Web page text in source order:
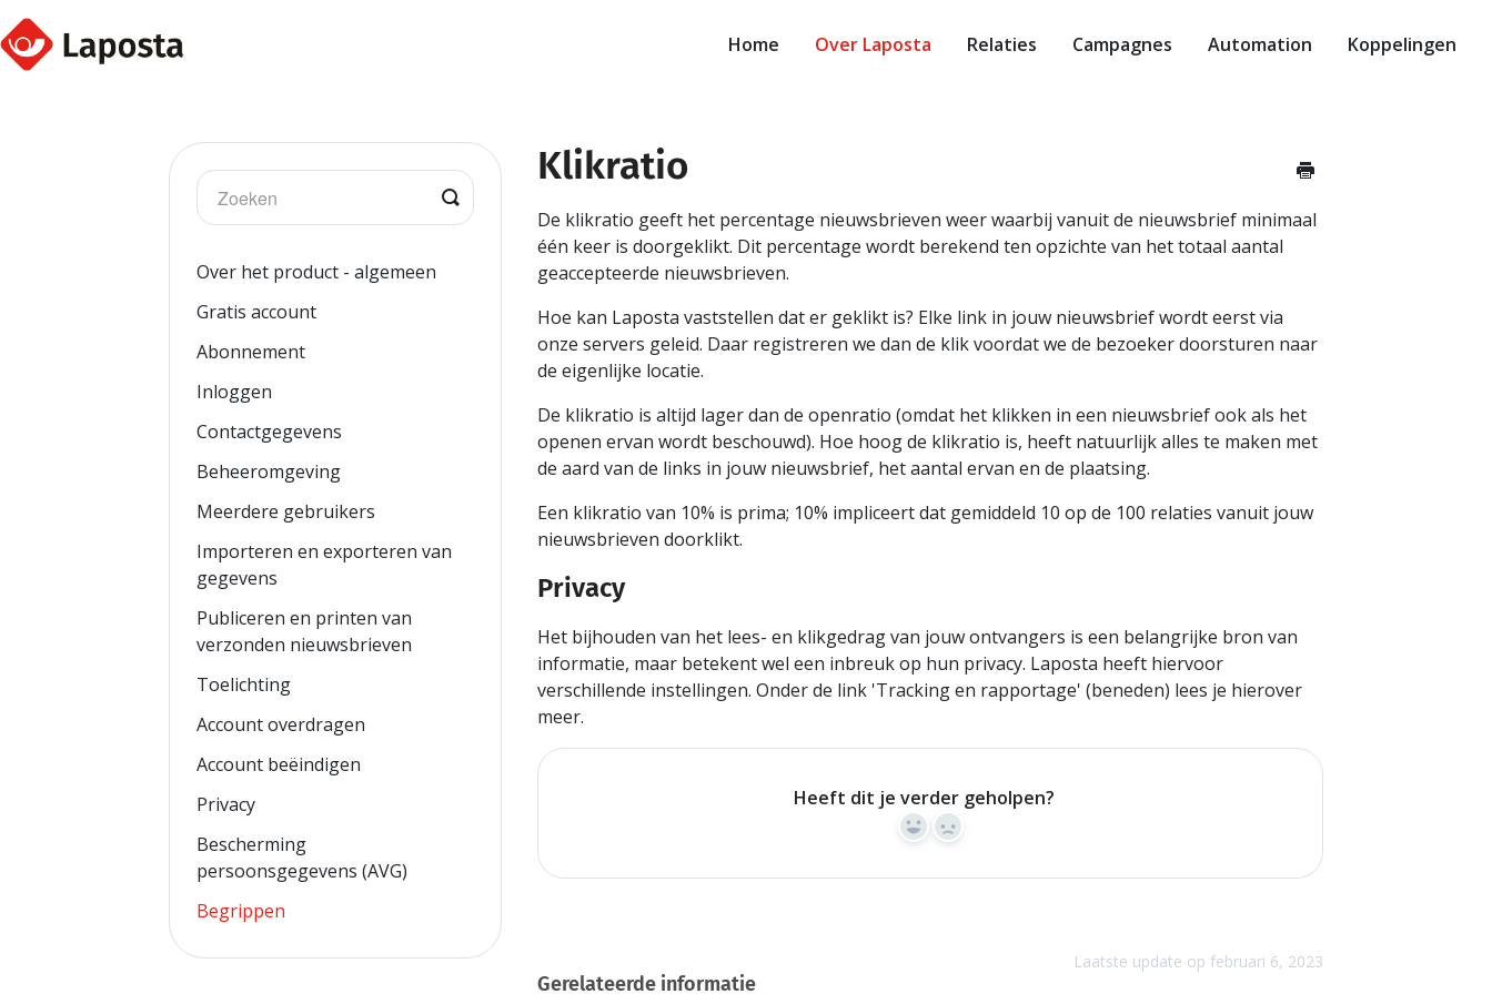
Home Over Laposta Relaties Campagnes Automation Koppelingen
Klikratio
De klikratio geeft het percentage nieuwsbrieven weer waarbij vanuit de nieuwsbrief minimaal
één keer is doorgeklikt. Dit percentage wordt berekend ten opzichte van het totaal aantal
geaccepteerde nieuwsbrieven.
Hoe kan Laposta vaststellen dat er geklikt is? Elke link in jouw nieuwsbrief wordt eerst via
onze servers geleid. Daar registreren we dan de klik voordat we de bezoeker doorsturen naar
de eigenlijke locatie.
De klikratio is altijd lager dan de openratio (omdat het klikken in een nieuwsbrief ook als het
openen ervan wordt beschouwd). Hoe hoog de klikratio is, heeft natuurlijk alles te maken met
de aard van de links in jouw nieuwsbrief, het aantal ervan en de plaatsing.
Een klikratio van 10% is prima; 10% impliceert dat gemiddeld 10 op de 100 relaties vanuit jouw
nieuwsbrieven doorklikt.
Privacy
Het bijhouden van het lees- en klikgedrag van jouw ontvangers is een belangrijke bron van
informatie, maar betekent wel een inbreuk op hun privacy. Laposta heeft hiervoor
verschillende instellingen. Onder de link 'Tracking en rapportage' (beneden) lees je hierover
meer.
Heeft dit je verder geholpen?
Yes No
Laatste update op februari 6, 2023
Gerelateerde informatie
Toggle
Search
Over het product - algemeen
Gratis account
Abonnement
Inloggen
Contactgegevens
Beheeromgeving
Meerdere gebruikers
Importeren en exporteren van
gegevens
Publiceren en printen van
verzonden nieuwsbrieven
Toelichting
Account overdragen
Account beëindigen
Privacy
Bescherming
persoonsgegevens (AVG)
Begrippen